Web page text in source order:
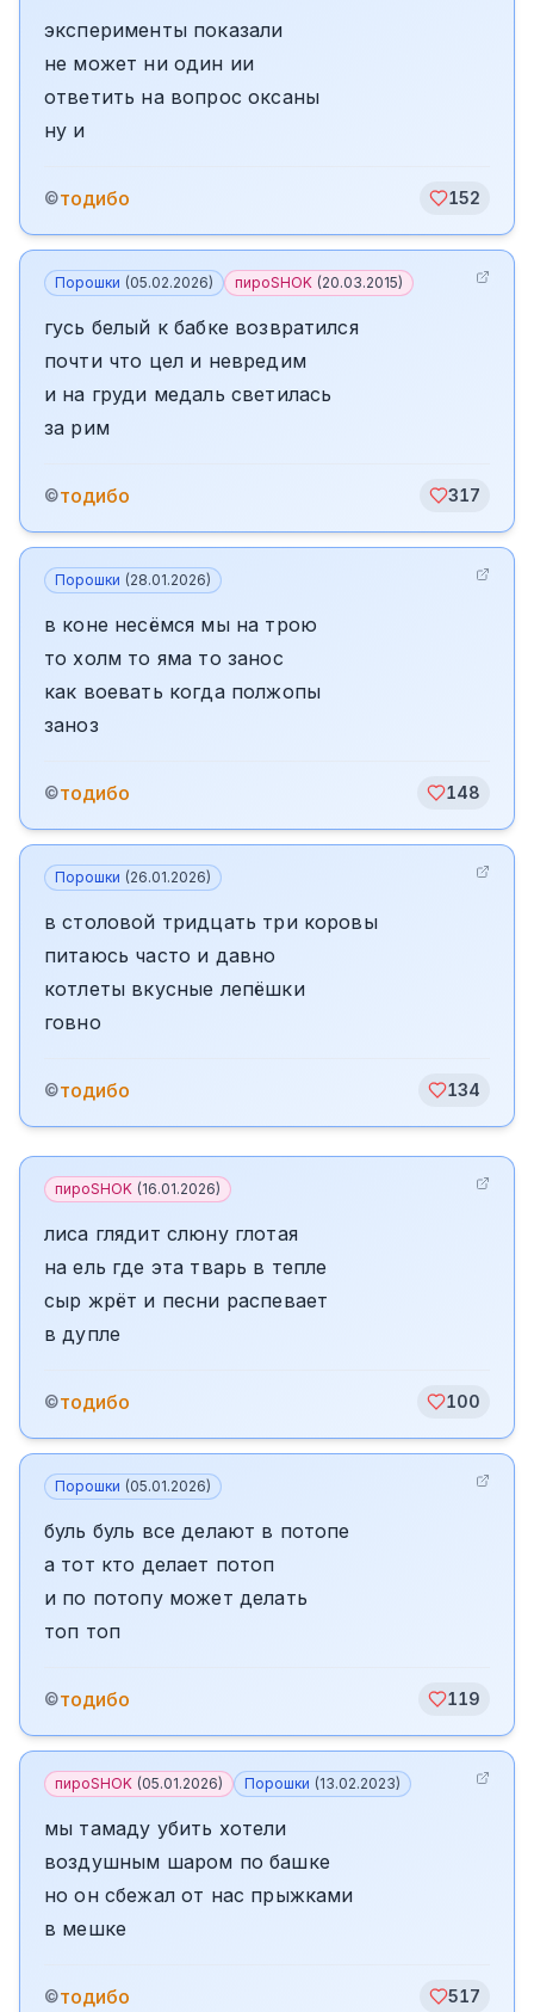
эксперименты показали
не может ни один ии
ответить на вопрос оксаны
ну и
©тодибо 152
Порошки (05.02.2026) пироSHOK (20.03.2015)
гусь белый к бабке возвратился
почти что цел и невредим
и на груди медаль светилась
за рим
©тодибо 317
Порошки (28.01.2026)
в коне несёмся мы на трою
то холм то яма то занос
как воевать когда полжопы
заноз
©тодибо 148
Порошки (26.01.2026)
в столовой тридцать три коровы
питаюсь часто и давно
котлеты вкусные лепёшки
говно
©тодибо 134
пироSHOK (16.01.2026)
лиса глядит слюну глотая
на ель где эта тварь в тепле
сыр жрёт и песни распевает
в дупле
©тодибо 100
Порошки (05.01.2026)
буль буль все делают в потопе
а тот кто делает потоп
и по потопу может делать
топ топ
©тодибо 119
пироSHOK (05.01.2026) Порошки (13.02.2023)
мы тамаду убить хотели
воздушным шаром по башке
но он сбежал от нас прыжками
в мешке
©тодибо 517